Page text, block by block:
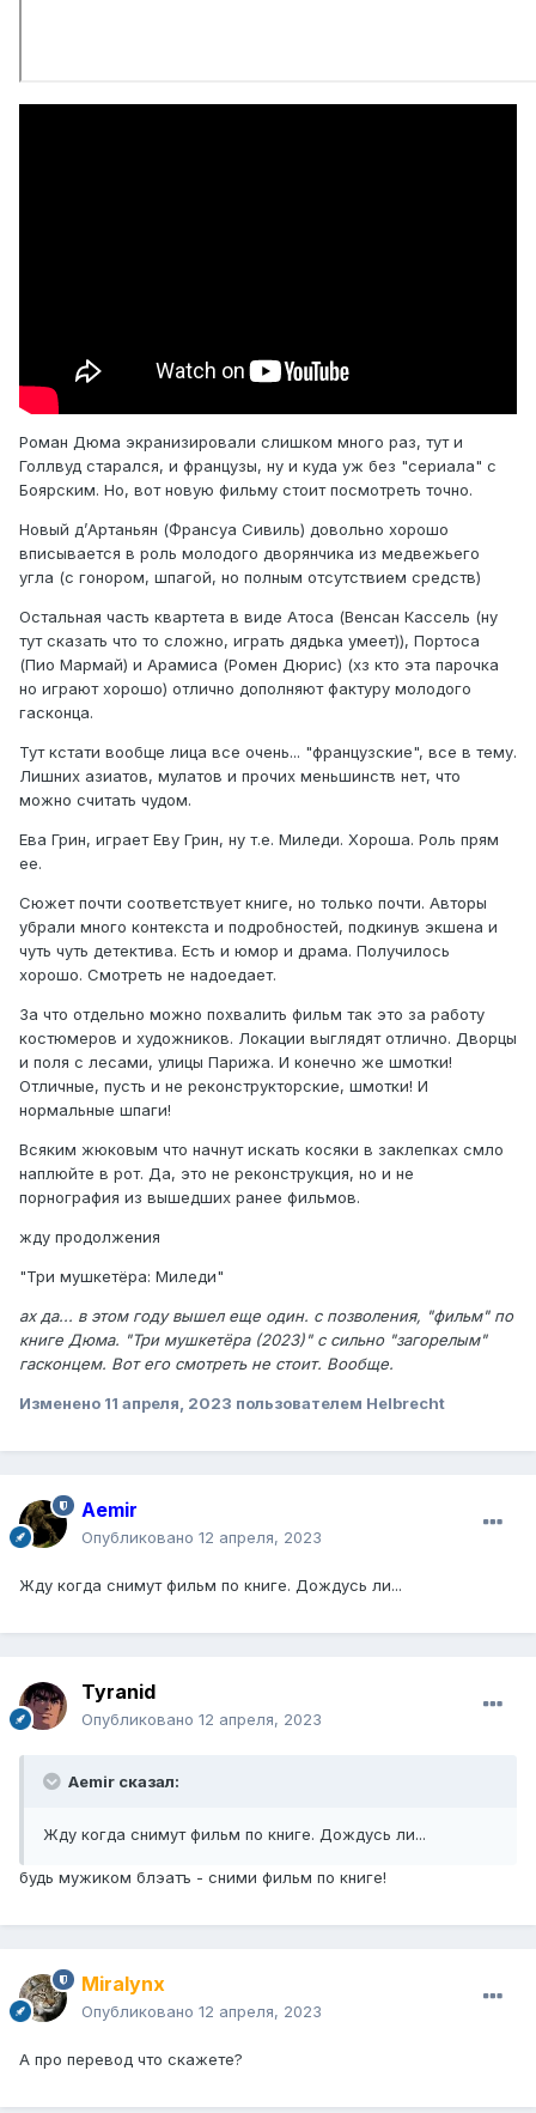
Роман Дюма экранизировали слишком много раз, тут и
Голлвуд старался, и французы, ну и куда уж без "сериала" с
Боярским. Но, вот новую фильму стоит посмотреть точно.
Новый д’Артаньян (Франсуа Сивиль) довольно хорошо
вписывается в роль молодого дворянчика из медвежьего
угла (с гонором, шпагой, но полным отсутствием средств)
Остальная часть квартета в виде Атосa (Венсан Кассель (ну
тут сказать что то сложно, играть дядька умеет)), Портоса
(Пио Мармай) и Арамиса (Ромен Дюрис) (хз кто эта парочка
но играют хорошо) отлично дополняют фактуру молодого
гасконца.
Тут кстати вообще лица все очень... "французские", все в тему.
Лишних азиатов, мулатов и прочих меньшинств нет, что
можно считать чудом.
Ева Грин, играет Еву Грин, ну т.е. Миледи. Хороша. Роль прям
ее.
Сюжет почти соответствует книге, но только почти. Авторы
убрали много контекста и подробностей, подкинув экшена и
чуть чуть детектива. Есть и юмор и драма. Получилось
хорошо. Смотреть не надоедает.
За что отдельно можно похвалить фильм так это за работу
костюмеров и художников. Локации выглядят отлично. Дворцы
и поля с лесами, улицы Парижа. И конечно же шмотки!
Отличные, пусть и не реконструкторские, шмотки! И
нормальные шпаги!
Всяким жюковым что начнут искать косяки в заклепках смло
наплюйте в рот. Да, это не реконструкция, но и не
порнография из вышедших ранее фильмов.
жду продолжения
"Три мушкетёра: Миледи"
ах да... в этом году вышел еще один. с позволения, "фильм" по
книге Дюма. "Три мушкетёра (2023)" с сильно "загорелым"
гасконцем. Вот его смотреть не стоит. Вообще.
Изменено 11 апреля, 2023 пользователем Helbreсht
Aemir
Опубликовано 12 апреля, 2023
Жду когда снимут фильм по книге. Дождусь ли...
Tyranid
Опубликовано 12 апреля, 2023
Aemir сказал:
Жду когда снимут фильм по книге. Дождусь ли...
будь мужиком блэатъ - сними фильм по книге!
Miralynx
Опубликовано 12 апреля, 2023
А про перевод что скажете?